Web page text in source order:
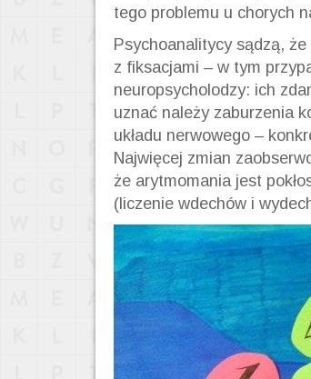
tego problemu u chorych
Psychoanalitycy sądzą,
z fiksacjami – w tym
neuropsycholodzy: ich
uznać należy zaburzenia
układu nerwowego –
Najwięcej zmian
że arytmomania jest
(liczenie wdechów i